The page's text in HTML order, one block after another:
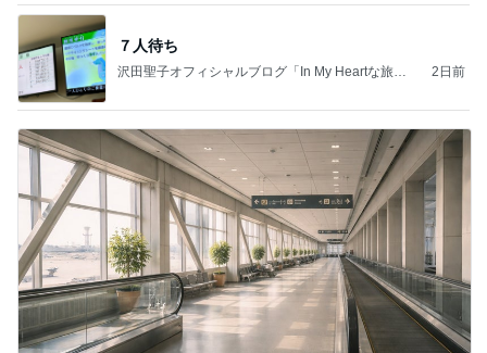
７人待ち
沢田聖子オフィシャルブログ「In My Heartな旅日
2日前